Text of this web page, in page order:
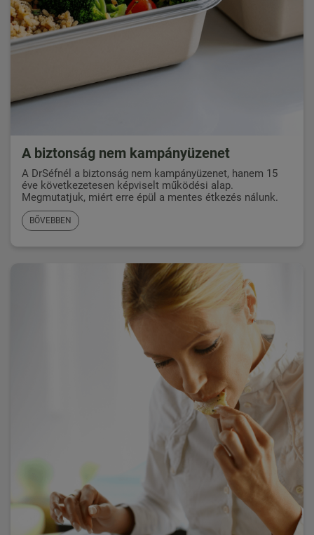
A biztonság nem kampányüzenet
A DrSéfnél a biztonság nem kampányüzenet, hanem 15
éve következetesen képviselt működési alap.
Megmutatjuk, miért erre épül a mentes étkezés nálunk.
BŐVEBBEN